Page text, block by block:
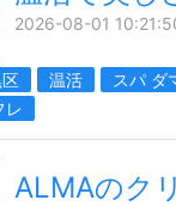
2026-08-01
温活
スパ ダ
レ
ALMAのク